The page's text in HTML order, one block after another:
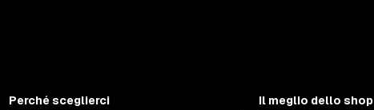
Perché sceglierci Il meglio dello shop